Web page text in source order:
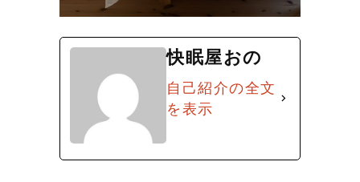
快眠屋おの
自己紹介の全文
を表示